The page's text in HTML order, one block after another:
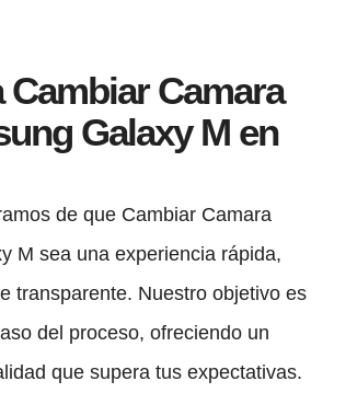
Cambiar Camara
Galaxy M en
de que Cambiar Camara
M sea una experiencia rápida,
transparente. Nuestro objetivo es
del proceso, ofreciendo un
que supera tus expectativas.